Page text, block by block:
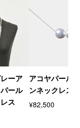
ーア
ール
ス
アコヤパール
ンネックレス
¥82,500